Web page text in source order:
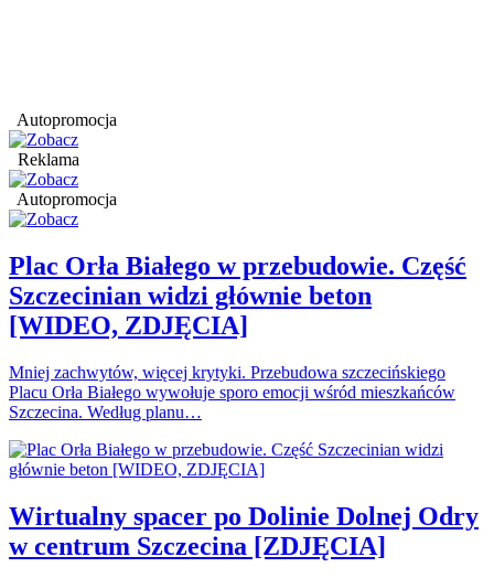
Autopromocja
Reklama
Autopromocja
Plac Orła Białego w przebudowie. Część
Szczecinian widzi głównie beton
[WIDEO, ZDJĘCIA]
Mniej zachwytów, więcej krytyki. Przebudowa szczecińskiego
Placu Orła Białego wywołuje sporo emocji wśród mieszkańców
Szczecina. Według planu…
Wirtualny spacer po Dolinie Dolnej Odry
w centrum Szczecina [ZDJĘCIA]